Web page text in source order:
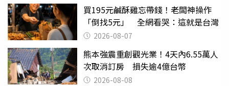
買195元鹹酥雞忘帶錢！老闆神操作
「倒找5元」 全網看哭：這就是台灣
2026-08-07
熊本強震重創觀光業！4天內6.55萬人
次取消訂房 損失逾4億台幣
2026-08-08